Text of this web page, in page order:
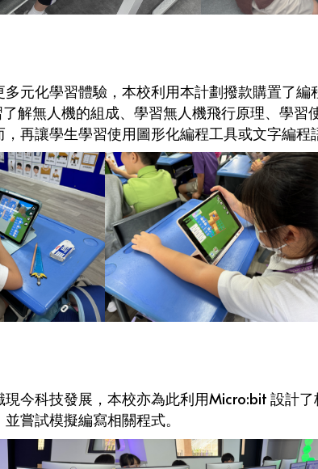
元化學習體驗，本校利用本計劃撥款購置了
解無人機的組成、學習無人機飛行原理、學習
再讓學生學習使用圖形化編程工具或文字編程
今科技發展，本校亦為此利用Micro:bit 設計
嘗試模擬編寫相關程式。